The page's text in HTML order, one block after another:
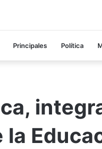
Principales Política
la